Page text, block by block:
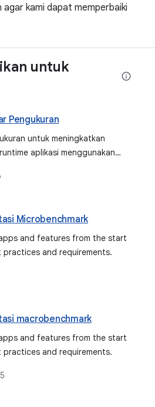
agar kami dapat memperbaiki
untuk
Pengukuran
untuk meningkatkan
aplikasi menggunakan
Microbenchmark
and features from the start
and requirements.
macrobenchmark
and features from the start
and requirements.